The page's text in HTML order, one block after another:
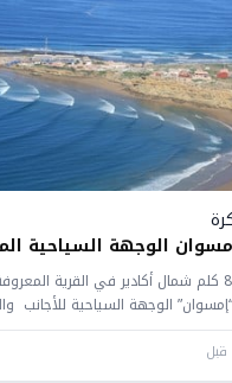
الوجهة السياحية المفضلة للسياح
على بعد 82 كلم شمال أكادير في القرية
الوجهة السياحية للأجانب